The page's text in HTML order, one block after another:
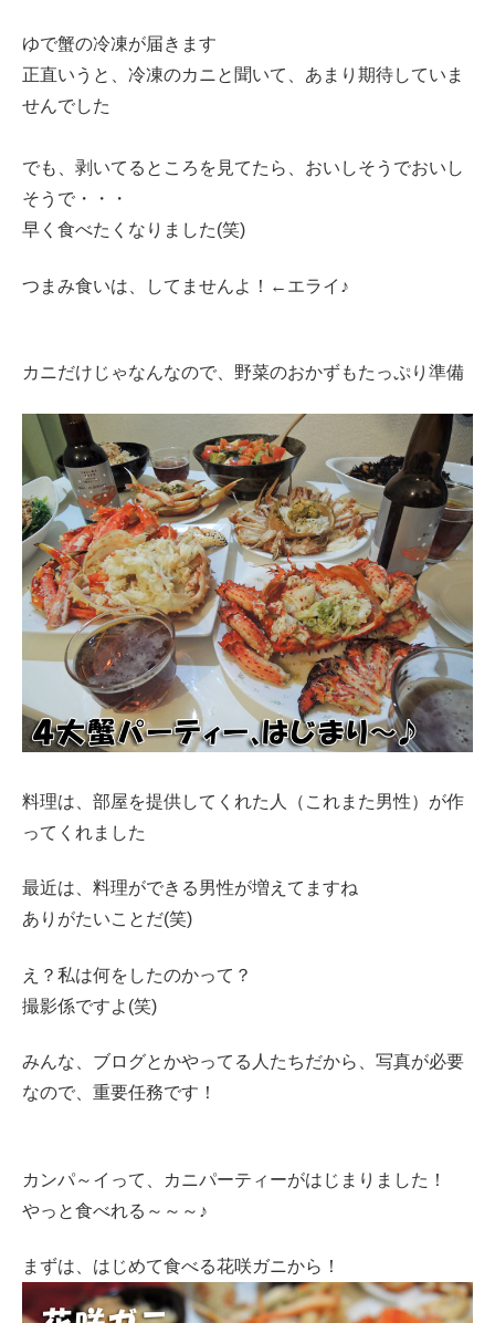
ゆで蟹の冷凍が届きます
正直いうと、冷凍のカニと聞いて、あまり期待していま
せんでした
でも、剥いてるところを見てたら、おいしそうでおいし
そうで・・・
早く食べたくなりました(笑)
つまみ食いは、してませんよ！←エライ♪
カニだけじゃなんなので、野菜のおかずもたっぷり準備
料理は、部屋を提供してくれた人（これまた男性）が作
ってくれました
最近は、料理ができる男性が増えてますね
ありがたいことだ(笑)
え？私は何をしたのかって？
撮影係ですよ(笑)
みんな、ブログとかやってる人たちだから、写真が必要
なので、重要任務です！
カンパ～イって、カニパーティーがはじまりました！
やっと食べれる～～～♪
まずは、はじめて食べる花咲ガニから！